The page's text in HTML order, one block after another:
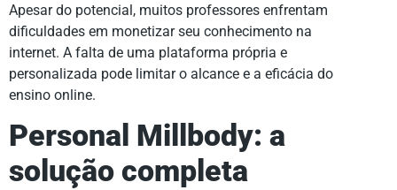
Apesar do potencial, muitos professores enfrentam
dificuldades em monetizar seu conhecimento na
internet. A falta de uma plataforma própria e
personalizada pode limitar o alcance e a eficácia do
ensino online.
Personal Millbody: a
solução completa